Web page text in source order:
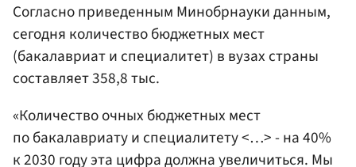
Согласно приведенным Минобрнауки данным,
сегодня количество бюджетных мест
(бакалавриат и специалитет) в вузах страны
составляет 358,8 тыс.
«Количество очных бюджетных мест
по бакалавриату и специалитету <…> - на 40%
к 2030 году эта цифра должна увеличиться. Мы